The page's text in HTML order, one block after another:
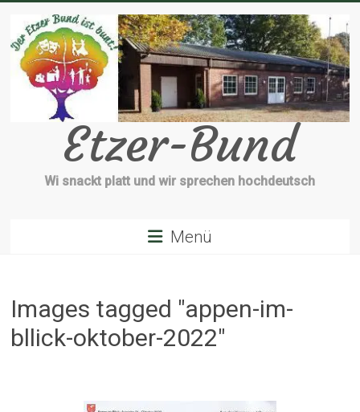
Inhalt
springen
Etzer-Bund
Wi snackt platt und wir sprechen hochdeutsch
Menü
Images tagged "appen-im-
bllick-oktober-2022"